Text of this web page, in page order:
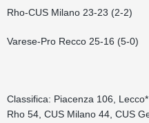
Rho-CUS Milano 23-23 (2-2)
Varese-Pro Recco 25-16 (5-0)
Classifica: Piacenza 106,
Rho 54, CUS Milano 44, CUS